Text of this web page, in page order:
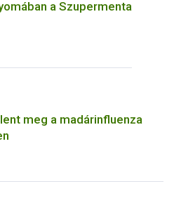
a Szupermenta
meg a madárinfluenza